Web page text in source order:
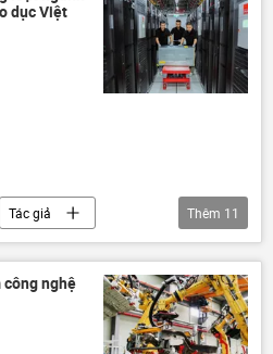
dục Việt
Tác giả
dục
Công nghiệp
Thêm 11
nghệ